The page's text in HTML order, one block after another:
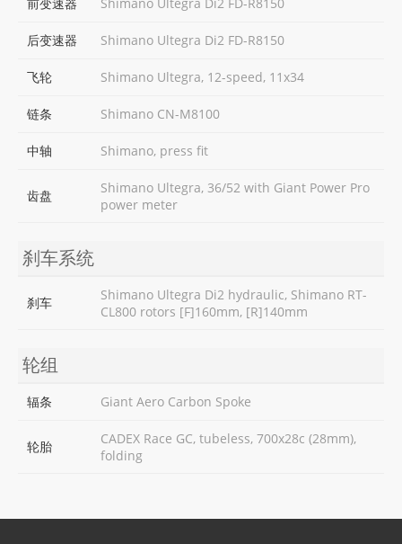
后变速器 Shimano Ultegra Di2 FD-R8150
飞轮 Shimano Ultegra, 12-speed, 11x34
链条 Shimano CN-M8100
中轴 Shimano, press fit
齿盘
Shimano Ultegra, 36/52 with Giant Power Pro
power meter
刹车系统
刹车
Shimano Ultegra Di2 hydraulic, Shimano RT-
CL800 rotors [F]160mm, [R]140mm
轮组
辐条 Giant Aero Carbon Spoke
轮胎
CADEX Race GC, tubeless, 700x28c (28mm),
folding